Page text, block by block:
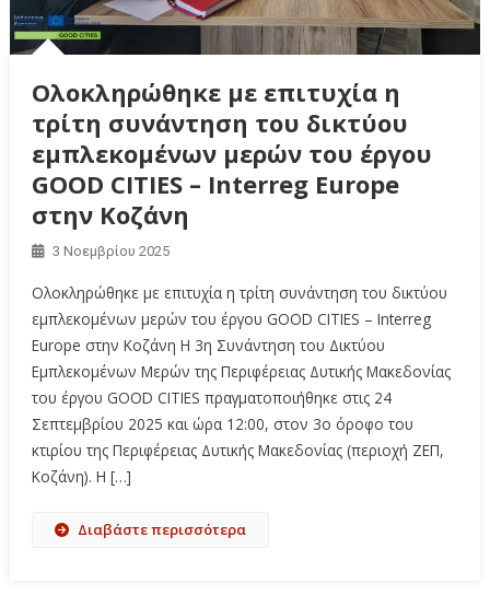
Ολοκληρώθηκε με επιτυχία η
τρίτη συνάντηση του δικτύου
εμπλεκομένων μερών του έργου
GOOD CITIES – Interreg Europe
στην Κοζάνη
3 Νοεμβρίου 2025
Ολοκληρώθηκε με επιτυχία η τρίτη συνάντηση του δικτύου
εμπλεκομένων μερών του έργου GOOD CITIES – Interreg
Europe στην Κοζάνη Η 3η Συνάντηση του Δικτύου
Εμπλεκομένων Μερών της Περιφέρειας Δυτικής Μακεδονίας
του έργου GOOD CITIES πραγματοποιήθηκε στις 24
Σεπτεμβρίου 2025 και ώρα 12:00, στον 3ο όροφο του
κτιρίου της Περιφέρειας Δυτικής Μακεδονίας (περιοχή ΖΕΠ,
Κοζάνη). Η […]
Διαβάστε περισσότερα